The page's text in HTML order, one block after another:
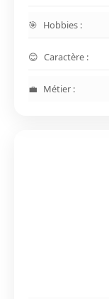
Hobbies :
Caractère :
Métier :